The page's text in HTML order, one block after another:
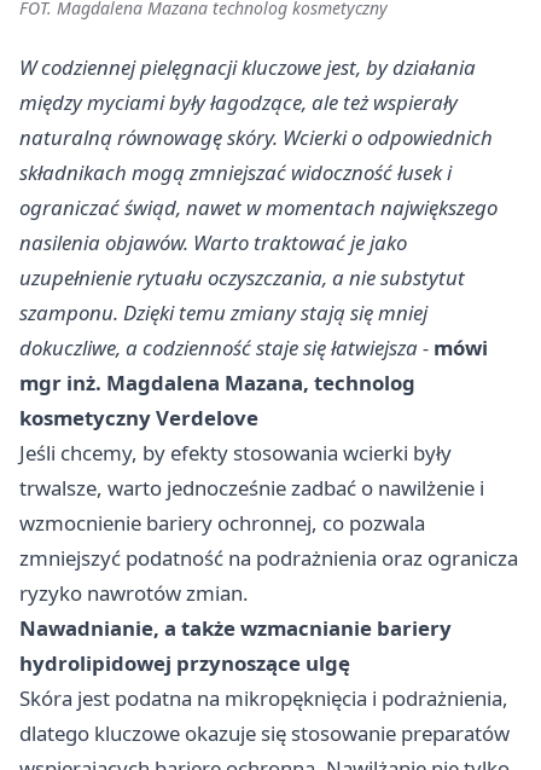
FOT. Magdalena Mazana technolog kosmetyczny
W codziennej pielęgnacji kluczowe jest, by działania
między myciami były łagodzące, ale też wspierały
naturalną równowagę skóry. Wcierki o odpowiednich
składnikach mogą zmniejszać widoczność łusek i
ograniczać świąd, nawet w momentach największego
nasilenia objawów. Warto traktować je jako
uzupełnienie rytuału oczyszczania, a nie substytut
szamponu. Dzięki temu zmiany stają się mniej
dokuczliwe, a codzienność staje się łatwiejsza - mówi
mgr inż. Magdalena Mazana, technolog
kosmetyczny Verdelove
Jeśli chcemy, by efekty stosowania wcierki były
trwalsze, warto jednocześnie zadbać o nawilżenie i
wzmocnienie bariery ochronnej, co pozwala
zmniejszyć podatność na podrażnienia oraz ogranicza
ryzyko nawrotów zmian.
Nawadnianie, a także wzmacnianie bariery
hydrolipidowej przynoszące ulgę
Skóra jest podatna na mikropęknięcia i podrażnienia,
dlatego kluczowe okazuje się stosowanie preparatów